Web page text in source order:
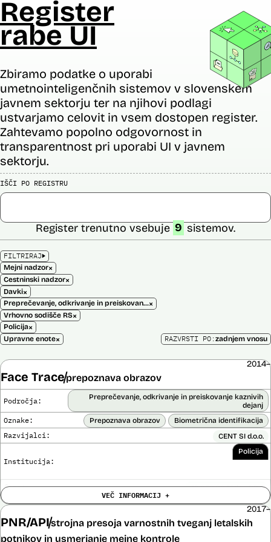
Register
rabe UI
Zbiramo podatke o uporabi
umetnointeligenčnih sistemov v slovenskem
javnem sektorju ter na njihovi podlagi
ustvarjamo celovit in vsem dostopen register.
Zahtevamo popolno odgovornost in
transparentnost pri uporabi UI v javnem
sektorju.
IŠČI PO REGISTRU
FILTRIRAJ
Mejni nadzor×
Cestninski nadzor×
Davki×
Preprečevanje, odkrivanje in preiskovanje kaznivih dejanj×
Vrhovno sodišče RS×
Policija×
Upravne enote×
Register trenutno vsebuje 9 sistemov.
RAZVRSTI PO:zadnjem vnosu
Face Traceprepoznava obrazov
2014–
Področja:
Preprečevanje, odkrivanje in preiskovanje kaznivih
dejanj
Oznake: Prepoznava obrazov Biometrična identifikacija
Razvijalci: CENT SI d.o.o.
Institucija:
Policija
Cena: 39.650,00 EUR z DDV
Trajanje
licence:
Ni časovno omejena
Analiza učinka na človekove pravice
opravljena:
Analiza učinka na osebne podatke opravljena:
VEČ INFORMACIJ +
PNR/APIstrojna presoja varnostnih tveganj letalskih
potnikov in usmerjanje mejne kontrole
2017–